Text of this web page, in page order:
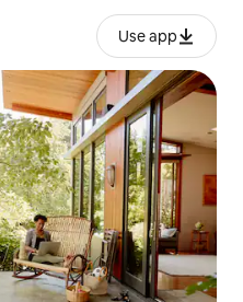
Use app